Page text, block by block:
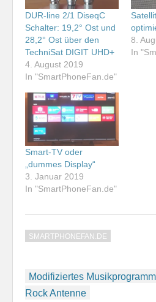
DUR-line 2/1 DiseqC
Schalter: 19,2° Ost und
28,2° Ost über den
TechniSat DIGIT UHD+
4. August 2019
In "SmartPhoneFan.de"
8.
In
Smart-TV oder
„dummes Display“
3. Januar 2019
In "SmartPhoneFan.de"
SMARTPHONEFAN.DE
Beitragsnavigation
Modifiziertes
Rock Antenne